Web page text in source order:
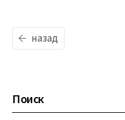
назад
Поиск